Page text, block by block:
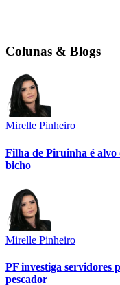
Colunas & Blogs
Mirelle Pinheiro
Filha de Piruinha é
bicho
Mirelle Pinheiro
PF investiga servidores
pescador